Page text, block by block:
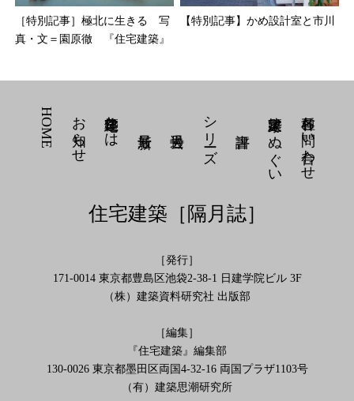
［特別記事］極北に生きる 写
真・文＝園原徹 『住宅建築』
【特別記事】かめ設計室と市川
各種お問い合わせ
建築家 てぬぐい
シリーズ
住宅建築とは
お知らせ
HOME
住宅建築［隔月誌］
［発行］
171-0014 東京都豊島区池袋2-38-1 日建学院ビル 3F
（株）建築資料研究社 出版部
［編集］
『住宅建築』編集部
130-0026 東京都墨田区両国4-32-16 両国プラザ1103号
（有）建築思潮研究所